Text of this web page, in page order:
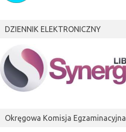
DZIENNIK ELEKTRONICZNY
Okręgowa Komisja Egzaminacyjna